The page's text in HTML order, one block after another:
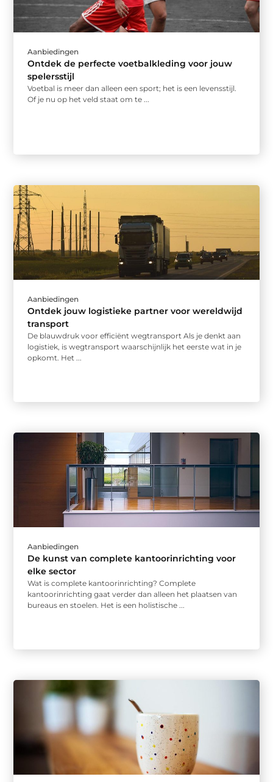
Aanbiedingen
Ontdek de perfecte voetbalkleding voor jouw
spelersstijl
Voetbal is meer dan alleen een sport; het is een levensstijl.
Of je nu op het veld staat om te ...
Aanbiedingen
Ontdek jouw logistieke partner voor wereldwijd
transport
De blauwdruk voor efficiënt wegtransport Als je denkt aan
logistiek, is wegtransport waarschijnlijk het eerste wat in je
opkomt. Het ...
Aanbiedingen
De kunst van complete kantoorinrichting voor
elke sector
Wat is complete kantoorinrichting? Complete
kantoorinrichting gaat verder dan alleen het plaatsen van
bureaus en stoelen. Het is een holistische ...